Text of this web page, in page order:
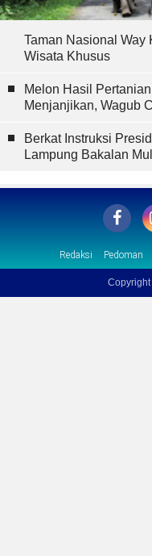
Taman Nasional Way
Wisata Khusus
Melon Hasil
Menjanjikan, Wagub
Berkat Instruksi
Lampung Bakalan
Redaksi Pedoman